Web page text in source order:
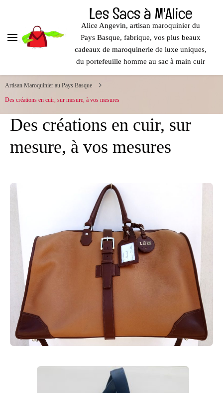
Les Sacs à M'Alice
Alice Angevin, artisan maroquinier du
Pays Basque, fabrique, vos plus beaux
cadeaux de maroquinerie de luxe uniques,
du portefeuille homme au sac à main cuir
Artisan Maroquinier au Pays Basque
Des créations en cuir, sur mesure, à vos mesures
Des créations en cuir, sur
mesure, à vos mesures